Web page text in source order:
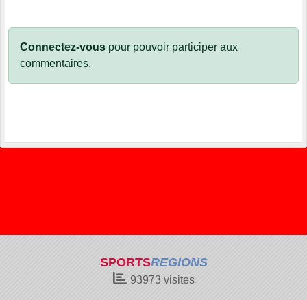
Connectez-vous pour pouvoir participer aux
commentaires.
SPORTSREGIONS
93973visites